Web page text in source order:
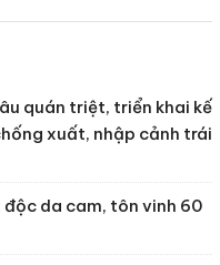
quán triệt, triển khai kế
xuất, nhập cảnh trái
độc da cam, tôn vinh 60